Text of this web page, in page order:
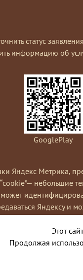
Этот
Продолжая
статус
информацию об
GooglePlay
Яндекс
небольшие
Яндексу и
вами
cookies,
это может